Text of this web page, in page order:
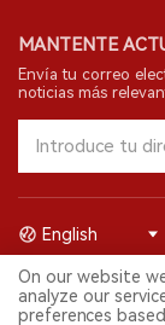
MANTENTE
Envía tu correo
noticias más
© 2026 Shenzhen
reservados.
English
On our website
analyze our
preferences